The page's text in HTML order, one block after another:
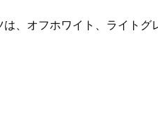
、オフホワイト、ライト